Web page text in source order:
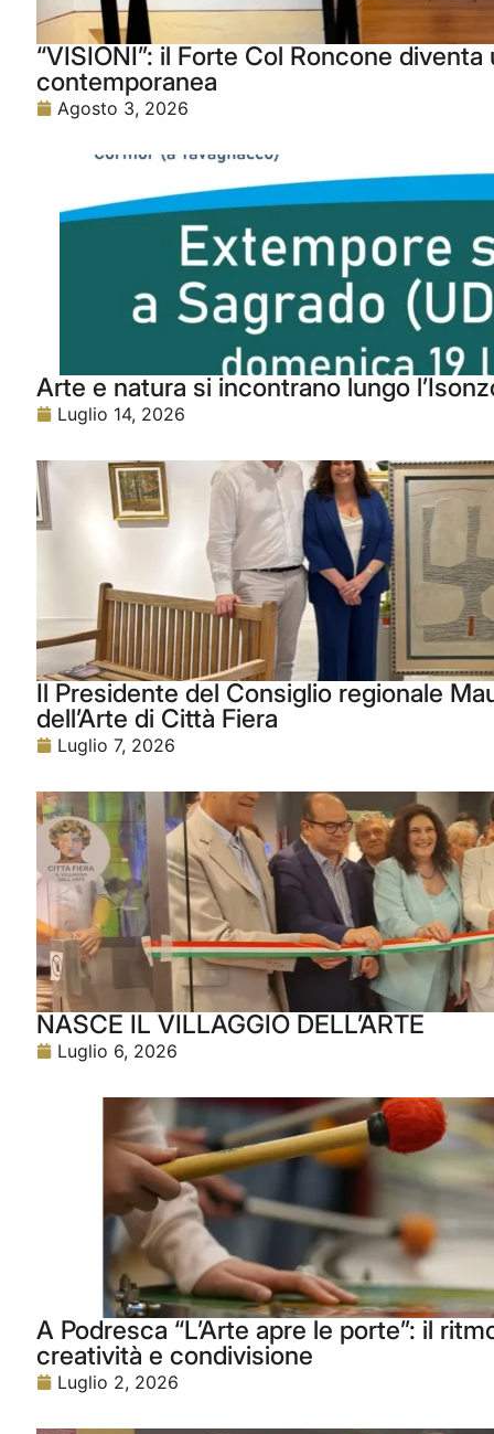
“VISIONI”: il Forte Col Roncone
contemporanea
Agosto 3, 2026
Arte e natura si incontrano lungo
Luglio 14, 2026
Il Presidente del Consiglio regionale
dell’Arte di Città Fiera
Luglio 7, 2026
NASCE IL VILLAGGIO DELL’ARTE
Luglio 6, 2026
A Podresca “L’Arte apre le porte”: il
creatività e condivisione
Luglio 2, 2026